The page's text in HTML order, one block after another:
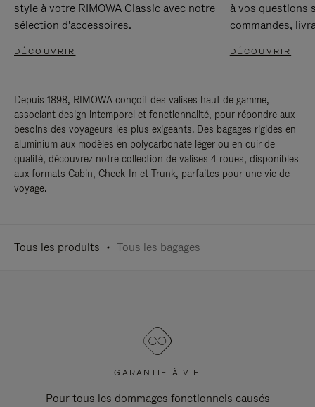
style à votre RIMOWA Classic avec notre
sélection d'accessoires.
DÉCOUVRIR
à vos questions
commandes,
DÉCOUVRIR
Depuis 1898, RIMOWA conçoit des valises haut de gamme,
associant design intemporel et fonctionnalité, pour répondre aux
besoins des voyageurs les plus exigeants. Des bagages rigides en
aluminium aux modèles en polycarbonate léger ou en cuir de
qualité, découvrez notre collection de valises 4 roues, disponibles
aux formats Cabin, Check-In et Trunk, parfaites pour une vie de
voyage.
Tous les produits Tous les bagages
GARANTIE À VIE
Pour tous les dommages fonctionnels causés